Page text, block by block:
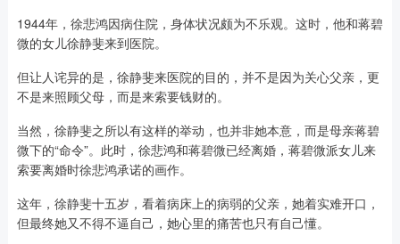
1944年，徐悲鸿因病住院，身体状况颇为不乐观。这时，他和蒋碧
微的女儿徐静斐来到医院。
但让人诧异的是，徐静斐来医院的目的，并不是因为关心父亲，更
不是来照顾父母，而是来索要钱财的。
当然，徐静斐之所以有这样的举动，也并非她本意，而是母亲蒋碧
微下的“命令”。此时，徐悲鸿和蒋碧微已经离婚，蒋碧微派女儿来
索要离婚时徐悲鸿承诺的画作。
这年，徐静斐十五岁，看着病床上的病弱的父亲，她着实难开口，
但最终她又不得不逼自己，她心里的痛苦也只有自己懂。